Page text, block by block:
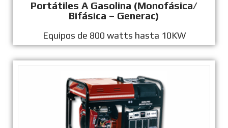
Portátiles A Gasolina (Monofásica/
Bifásica – Generac)
Equipos de 800 watts hasta 10KW